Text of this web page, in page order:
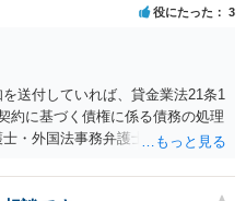
役にたった 3
送付していれば、貸金業法21条1
に基づく債権に係る債務の処理
・外国法事務弁護士共同法人若
理のため必要な裁判所における